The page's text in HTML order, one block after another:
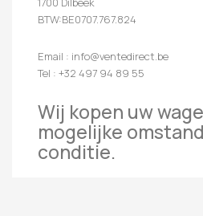
BTW:BE0707.767.824
Email : info@ventedirect.be
Tel : +32 497 94 89 55
Wij kopen uw
mogelijke
conditie.